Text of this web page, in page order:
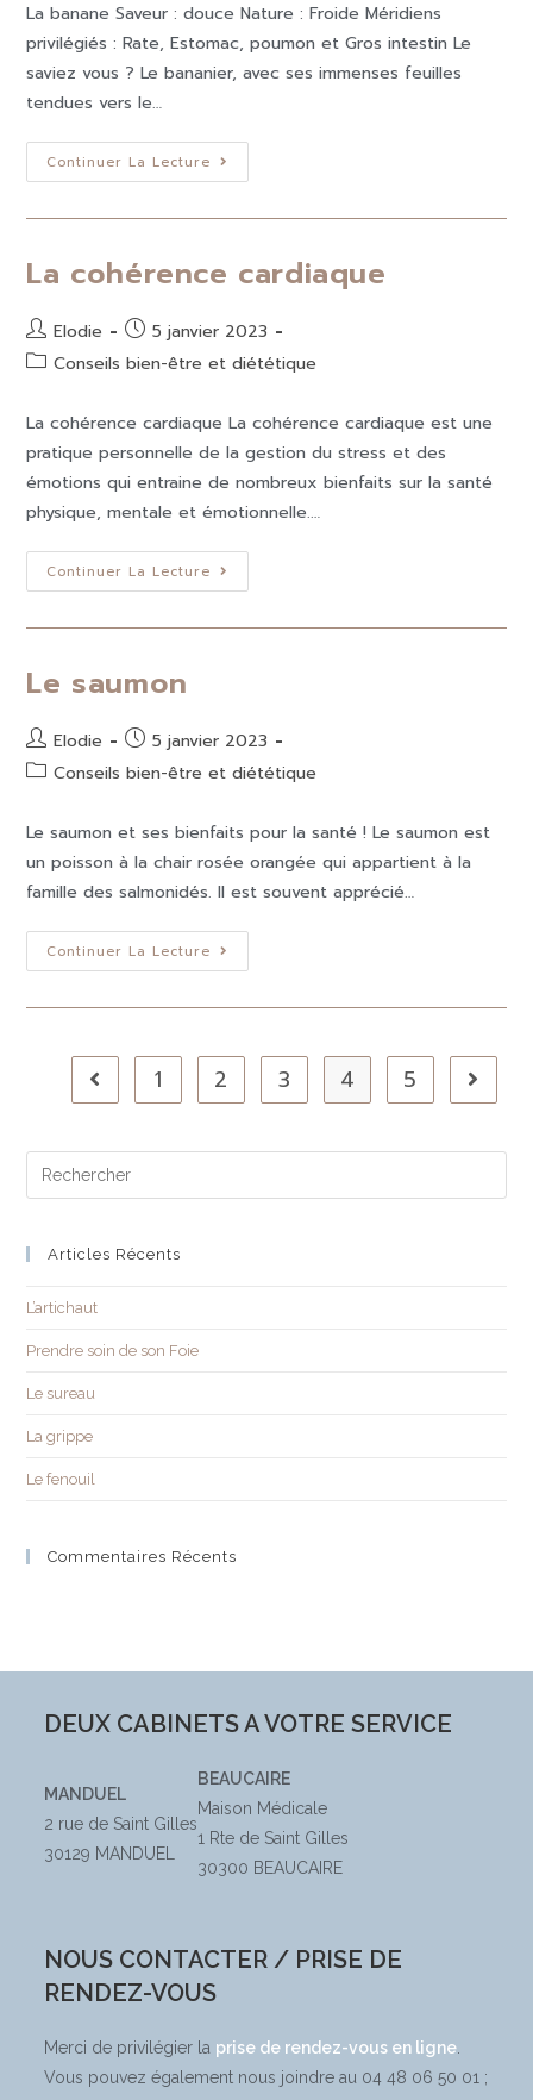
La banane Saveur : douce Nature : Froide Méridiens
privilégiés : Rate, Estomac, poumon et Gros intestin Le
saviez vous ? Le bananier, avec ses immenses feuilles
tendues vers le…
Continuer La Lecture
La cohérence cardiaque
Elodie
5 janvier 2023
Conseils bien-être et diététique
La cohérence cardiaque La cohérence cardiaque est une
pratique personnelle de la gestion du stress et des
émotions qui entraine de nombreux bienfaits sur la santé
physique, mentale et émotionnelle.…
Continuer La Lecture
Le saumon
Elodie
5 janvier 2023
Conseils bien-être et diététique
Le saumon et ses bienfaits pour la santé ! Le saumon est
un poisson à la chair rosée orangée qui appartient à la
famille des salmonidés. Il est souvent apprécié…
Continuer La Lecture
1 2 3 4 5
Articles Récents
L’artichaut
Prendre soin de son Foie
Le sureau
La grippe
Le fenouil
Commentaires Récents
DEUX CABINETS A VOTRE SERVICE
MANDUEL
2 rue de Saint Gilles
30129 MANDUEL
BEAUCAIRE
Maison Médicale
1 Rte de Saint Gilles
30300 BEAUCAIRE
NOUS CONTACTER / PRISE DE
RENDEZ-VOUS
Merci de privilégier la prise de rendez-vous en ligne
Vous pouvez également nous joindre au 04 48 06 50 01 ;